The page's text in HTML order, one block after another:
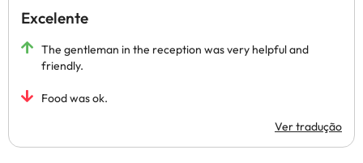
Excelente
The gentleman in the reception was very helpful and
friendly.
Food was ok.
Ver tradução